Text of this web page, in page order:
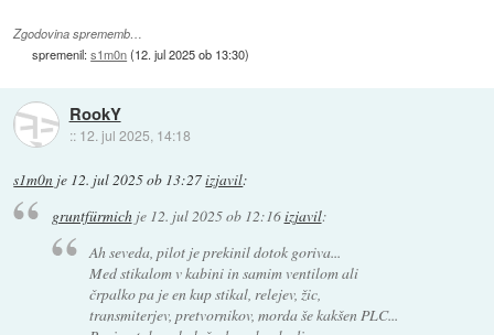
Zgodovina sprememb…
spremenil:s1m0n(12. jul 2025 ob 13:30)
RookY
:: 12. jul 2025, 14:18
s1m0n je 12. jul 2025 ob 13:27izjavil:
gruntfürmichje 12. jul 2025 ob 12:16izjavil:
Ah seveda, pilot je prekinil dotok goriva...
Med stikalom v kabini in samim ventilom ali
črpalko pa je en kup stikal, relejev, žic,
transmiterjev, pretvornikov, morda še kakšen PLC...